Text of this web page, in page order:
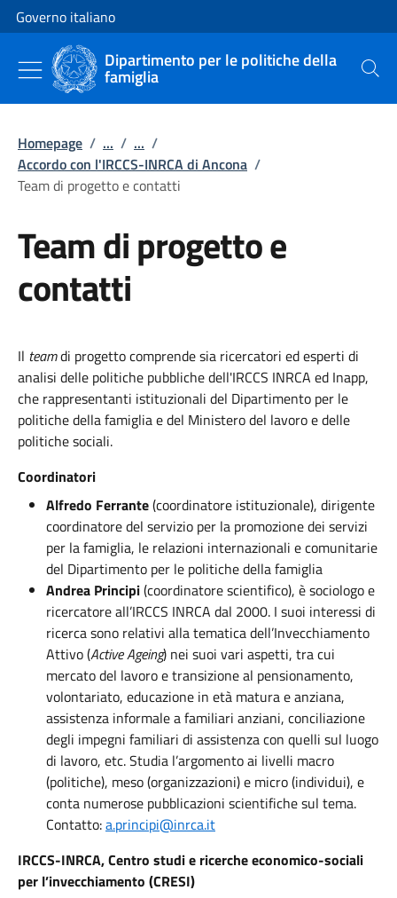
Vai al contenuto
Vai alla navigazione del sito
Governo italiano
Dipartimento per le politiche della
famiglia Cerca
Homepage / ... / ... /
Accordo con l'IRCCS-INRCA di Ancona /
Team di progetto e contatti
Team di progetto e
contatti
Il teamdi progetto comprende sia ricercatori ed esperti di
analisi delle politiche pubbliche dell'IRCCS INRCA ed Inapp,
che rappresentanti istituzionali del Dipartimento per le
politiche della famiglia e del Ministero del lavoro e delle
politiche sociali.
Coordinatori
Alfredo Ferrante(coordinatore istituzionale), dirigente
coordinatore del servizio per la promozione dei servizi
per la famiglia, le relazioni internazionali e comunitarie
del Dipartimento per le politiche della famiglia
Andrea Principi(coordinatore scientifico), è sociologo e
ricercatore all’IRCCS INRCA dal 2000. I suoi interessi di
ricerca sono relativi alla tematica dell’Invecchiamento
Attivo (Active Ageing) nei suoi vari aspetti, tra cui
mercato del lavoro e transizione al pensionamento,
volontariato, educazione in età matura e anziana,
assistenza informale a familiari anziani, conciliazione
degli impegni familiari di assistenza con quelli sul luogo
di lavoro, etc. Studia l’argomento ai livelli macro
(politiche), meso (organizzazioni) e micro (individui), e
conta numerose pubblicazioni scientifiche sul tema.
Contatto:a.principi@inrca.it
IRCCS-INRCA, Centro studi e ricerche economico-sociali
per l’invecchiamento (CRESI)